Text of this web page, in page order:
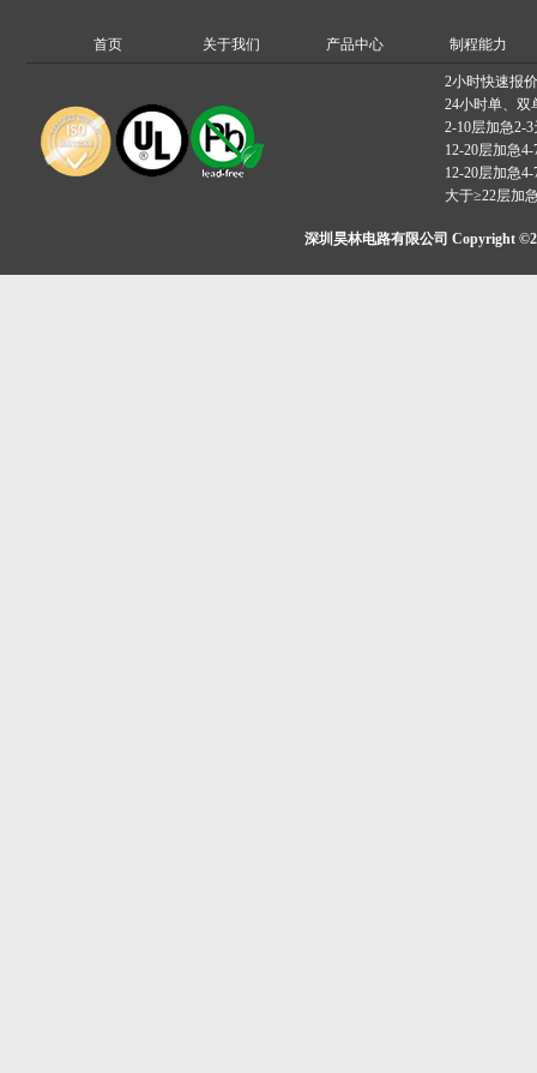
首页 关于我们 产品中心 制程能力
2小时快速报价
24小时单、双
2-10层加急2-3
12-20层加急4-
12-20层加急4-
大于≥22层加
深圳昊林电路有限公司 Copyright